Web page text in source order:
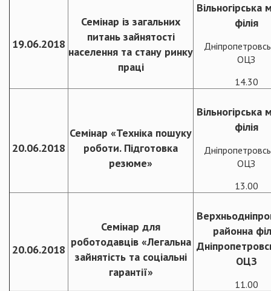
19.06.2018
Семінар із загальних
питань зайнятості
населення та стану ринку
праці
Вільногірська
філія
ОЦЗ
14.30
20.06.2018
Семінар «Техніка пошуку
роботи. Підготовка
резюме»
Вільногірська
філія
ОЦЗ
13.00
20.06.2018
Семінар для
роботодавців «Легальна
зайнятість та соціальні
гарантії»
районна
ОЦЗ
11.00